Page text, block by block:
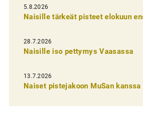
i
e
n
s
e
l
5.8.2026
Naisille tärkeät pisteet elokuun
28.7.2026
Naisille iso pettymys Vaasassa
13.7.2026
Naiset pistejakoon MuSan kanssa